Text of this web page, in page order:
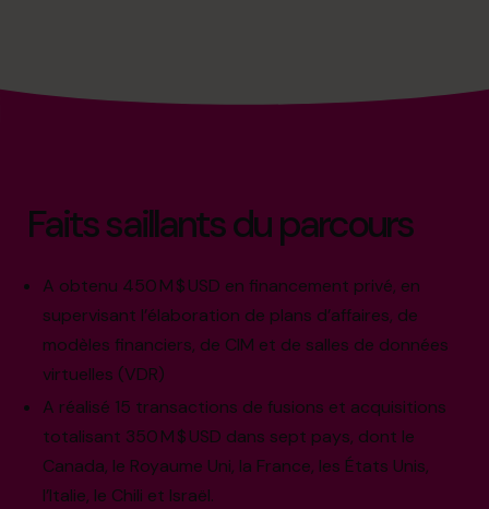
Faits saillants du parcours
A obtenu 450 M $ USD en financement privé, en
supervisant l’élaboration de plans d’affaires, de
modèles financiers, de CIM et de salles de données
virtuelles (VDR)
A réalisé 15 transactions de fusions et acquisitions
totalisant 350 M $ USD dans sept pays, dont le
Canada, le Royaume Uni, la France, les États Unis,
l’Italie, le Chili et Israël.